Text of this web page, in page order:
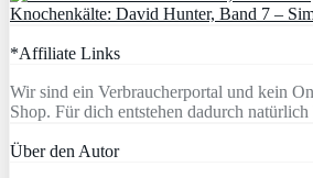
Knochenkälte: David Hunter, Band 7 –
*Affiliate Links
Wir sind ein Verbraucherportal und kein
Shop. Für dich entstehen dadurch
Über den Autor